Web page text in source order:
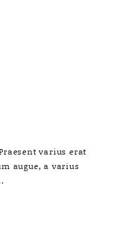
varius erat
augue, a varius